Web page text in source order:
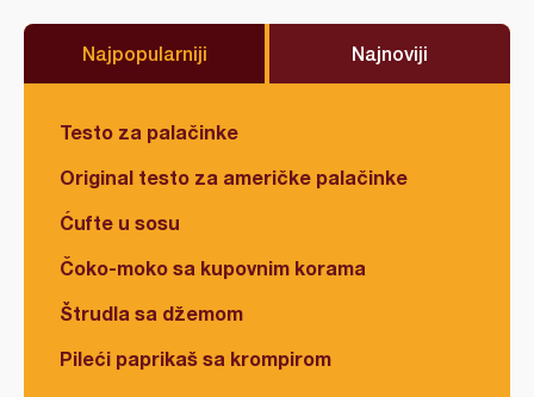
Najpopularniji Najnoviji
Testo za palačinke
Original testo za američke palačinke
Ćufte u sosu
Čoko-moko sa kupovnim korama
Štrudla sa džemom
Pileći paprikaš sa krompirom